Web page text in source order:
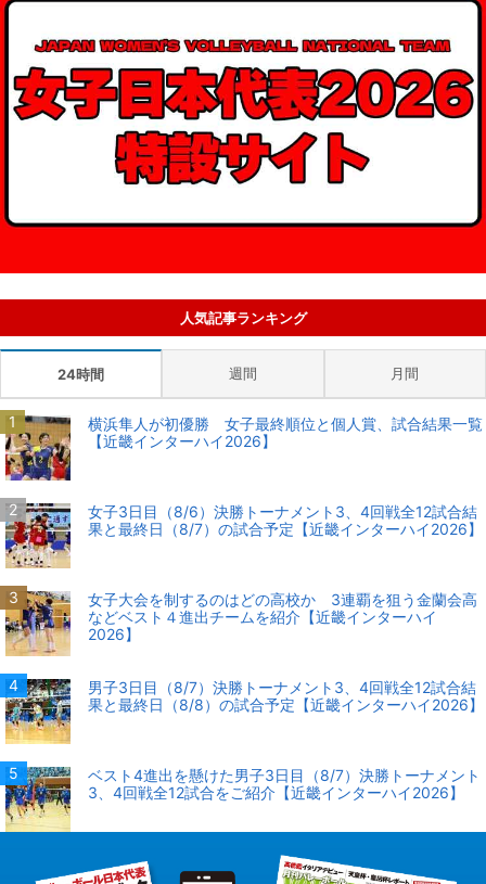
人気記事ランキング
24時間 週間 月間
横浜隼人が初優勝 女子最終順位と個人賞、試合結果一覧
【近畿インターハイ2026】
女子3日目（8/6）決勝トーナメント3、4回戦全12試合結
果と最終日（8/7）の試合予定【近畿インターハイ2026】
女子大会を制するのはどの高校か 3連覇を狙う金蘭会高
などベスト４進出チームを紹介【近畿インターハイ
2026】
男子3日目（8/7）決勝トーナメント3、4回戦全12試合結
果と最終日（8/8）の試合予定【近畿インターハイ2026】
ベスト4進出を懸けた男子3日目（8/7）決勝トーナメント
3、4回戦全12試合をご紹介【近畿インターハイ2026】